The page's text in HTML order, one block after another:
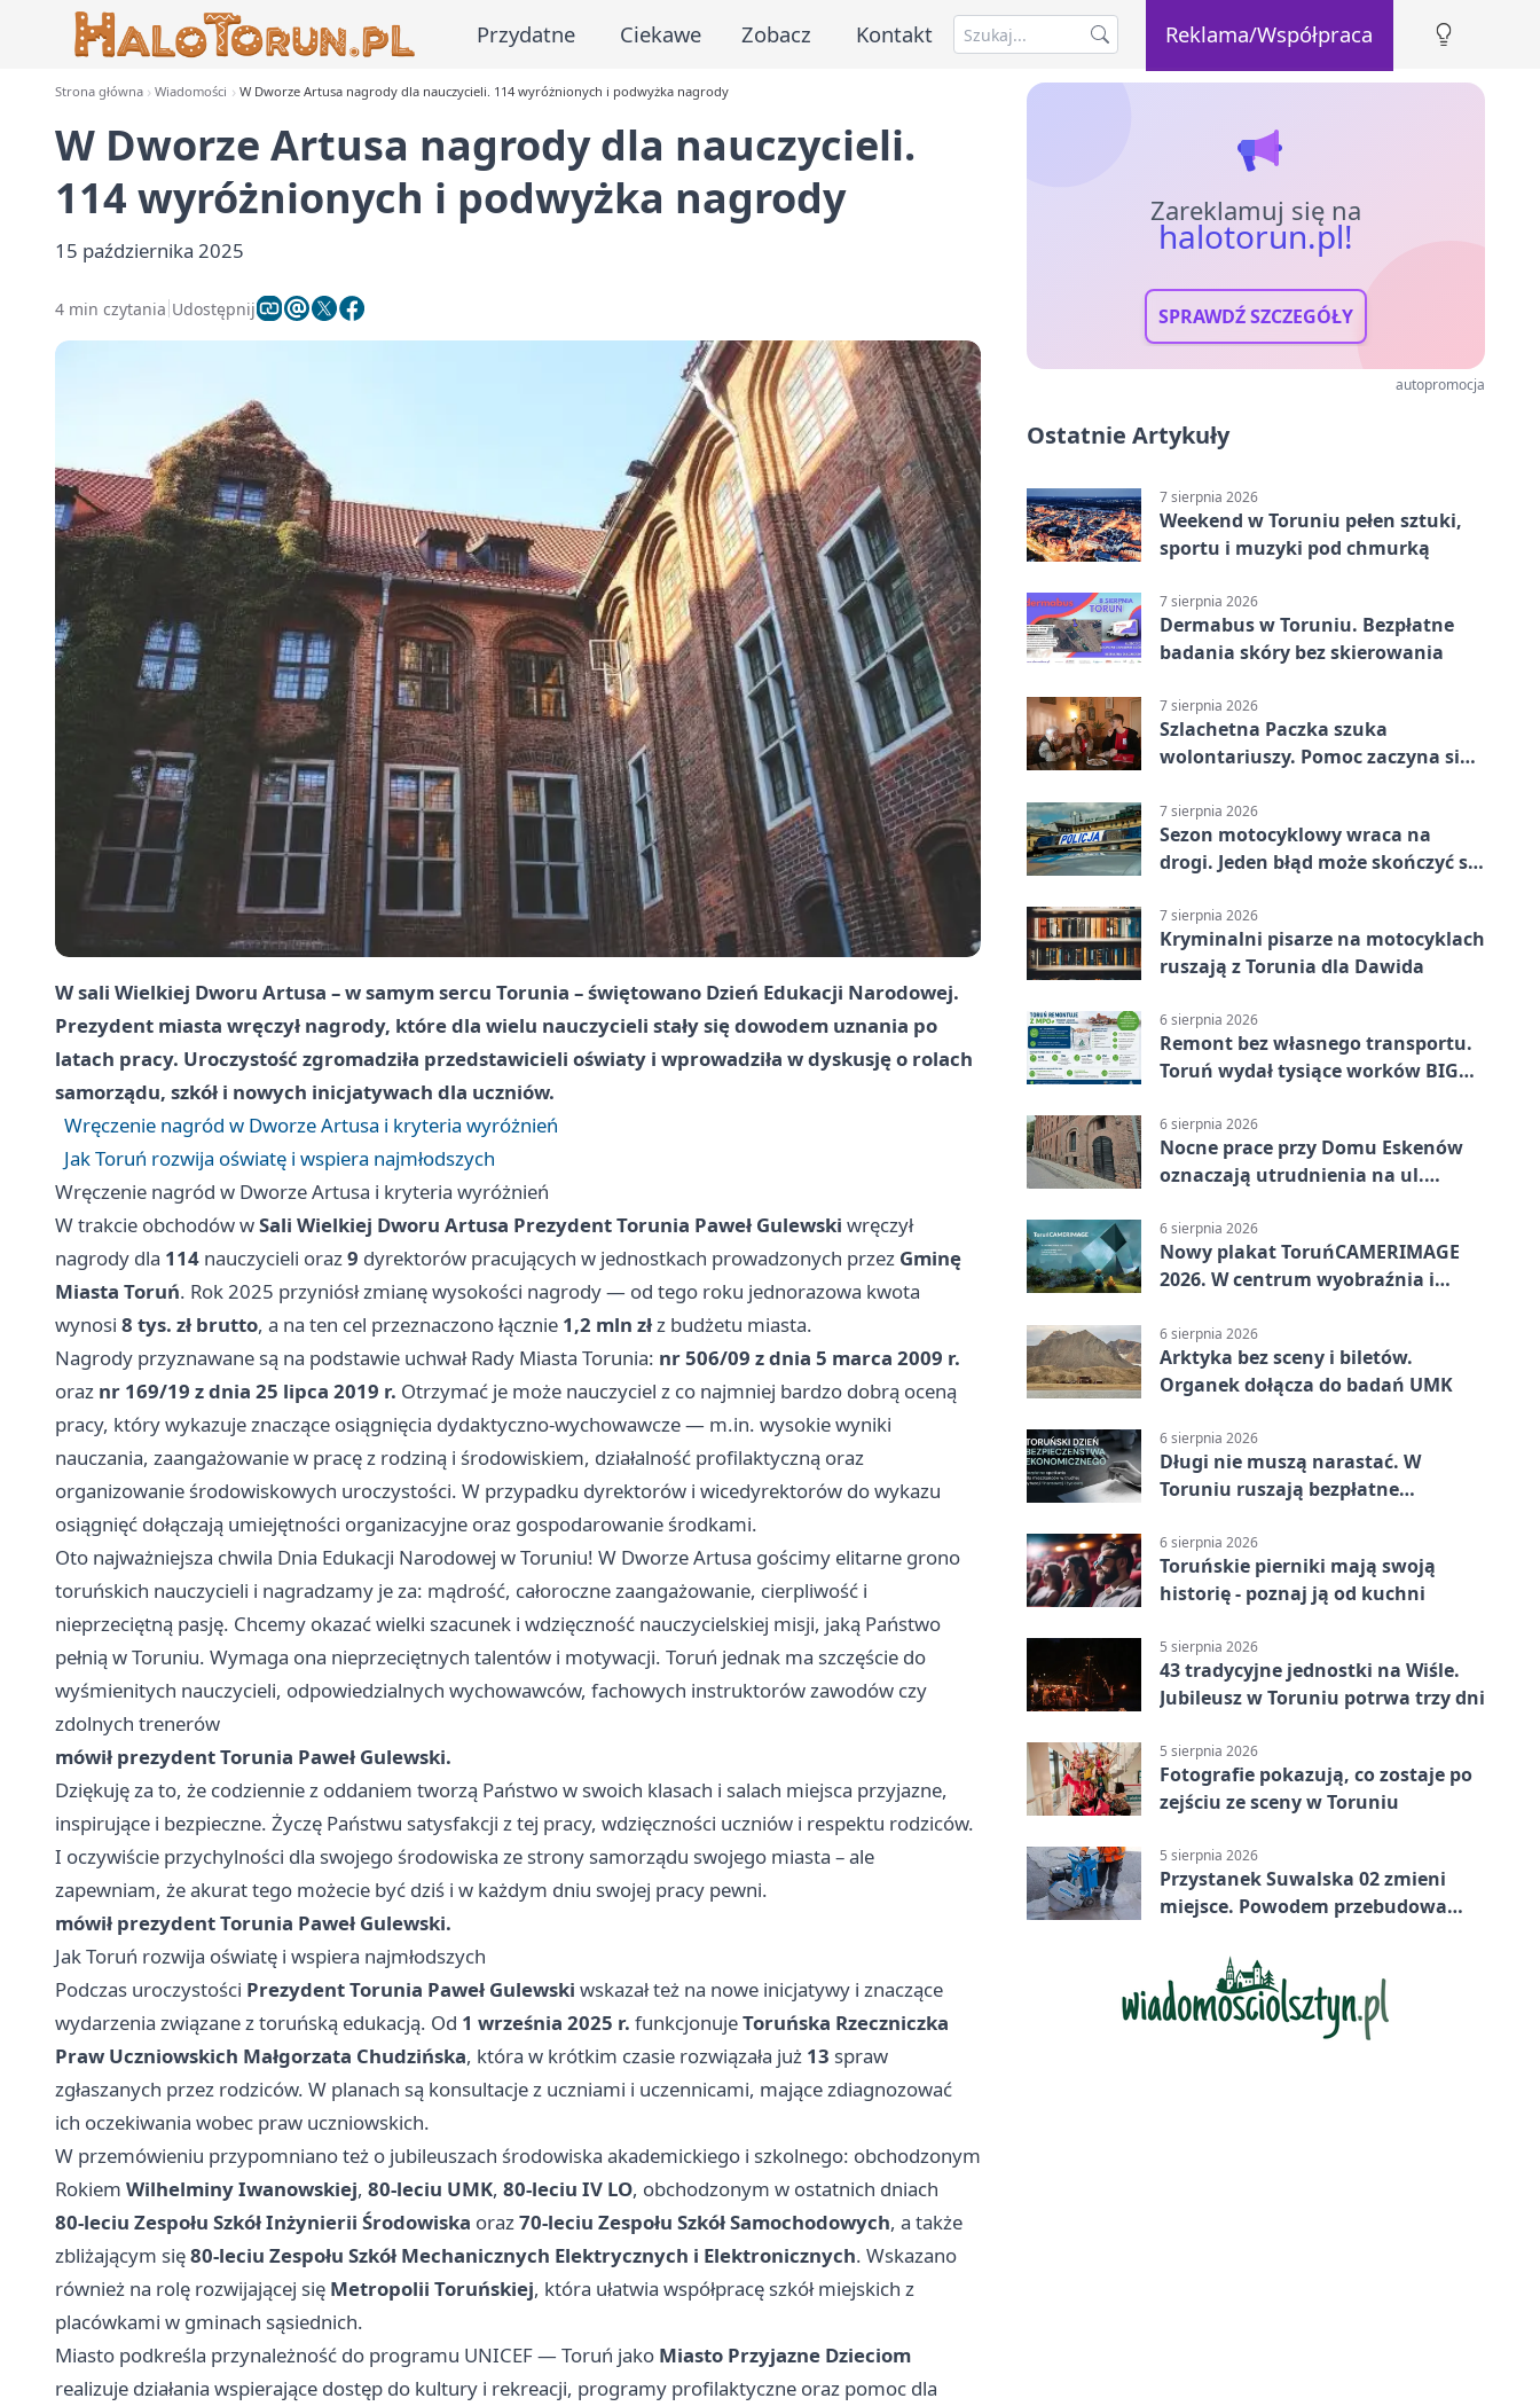
Przydatne Ciekawe Zobacz Kontakt Reklama/Współpraca
Strona główna Wiadomości W Dworze Artusa nagrody dla nauczycieli. 114 wyróżnionych i podwyżka nagrody
W Dworze Artusa nagrody dla nauczycieli.
114 wyróżnionych i podwyżka nagrody
15 października 2025
4 min czytania Udostępnij
W sali Wielkiej Dworu Artusa – w samym sercu Torunia – świętowano Dzień Edukacji Narodowej.
Prezydent miasta wręczył nagrody, które dla wielu nauczycieli stały się dowodem uznania po
latach pracy. Uroczystość zgromadziła przedstawicieli oświaty i wprowadziła w dyskusję o rolach
samorządu, szkół i nowych inicjatywach dla uczniów.
Wręczenie nagród w Dworze Artusa i kryteria wyróżnień
Jak Toruń rozwija oświatę i wspiera najmłodszych
Wręczenie nagród w Dworze Artusa i kryteria wyróżnień
W trakcie obchodów wSali Wielkiej Dworu Artusa Prezydent Torunia Paweł Gulewski wręczył
nagrody dla 114 nauczycieli oraz9 dyrektorów pracujących w jednostkach prowadzonych przez Gminę
Miasta Toruń. Rok 2025 przyniósł zmianę wysokości nagrody — od tego roku jednorazowa kwota
wynosi 8 tys. zł brutto, a na ten cel przeznaczono łącznie 1,2 mln złz budżetu miasta.
Nagrody przyznawane są na podstawie uchwał Rady Miasta Torunia: nr 506/09 z dnia 5 marca 2009 r.
oraz nr 169/19 z dnia 25 lipca 2019 r. Otrzymać je może nauczyciel z co najmniej bardzo dobrą oceną
pracy, który wykazuje znaczące osiągnięcia dydaktyczno‑wychowawcze — m.in. wysokie wyniki
nauczania, zaangażowanie w pracę z rodziną i środowiskiem, działalność profilaktyczną oraz
organizowanie środowiskowych uroczystości. W przypadku dyrektorów i wicedyrektorów do wykazu
osiągnięć dołączają umiejętności organizacyjne oraz gospodarowanie środkami.
Oto najważniejsza chwila Dnia Edukacji Narodowej w Toruniu! W Dworze Artusa gościmy elitarne grono
toruńskich nauczycieli i nagradzamy je za: mądrość, całoroczne zaangażowanie, cierpliwość i
nieprzeciętną pasję. Chcemy okazać wielki szacunek i wdzięczność nauczycielskiej misji, jaką Państwo
pełnią w Toruniu. Wymaga ona nieprzeciętnych talentów i motywacji. Toruń jednak ma szczęście do
wyśmienitych nauczycieli, odpowiedzialnych wychowawców, fachowych instruktorów zawodów czy
zdolnych trenerów
mówił prezydent Torunia Paweł Gulewski.
Dziękuję za to, że codziennie z oddaniem tworzą Państwo w swoich klasach i salach miejsca przyjazne,
inspirujące i bezpieczne. Życzę Państwu satysfakcji z tej pracy, wdzięczności uczniów i respektu rodziców.
I oczywiście przychylności dla swojego środowiska ze strony samorządu swojego miasta – ale
zapewniam, że akurat tego możecie być dziś i w każdym dniu swojej pracy pewni.
mówił prezydent Torunia Paweł Gulewski.
Jak Toruń rozwija oświatę i wspiera najmłodszych
Podczas uroczystości Prezydent Torunia Paweł Gulewski wskazał też na nowe inicjatywy i znaczące
wydarzenia związane z toruńską edukacją. Od 1 września 2025 r. funkcjonujeToruńska Rzeczniczka
Praw Uczniowskich Małgorzata Chudzińska, która w krótkim czasie rozwiązała już 13 spraw
zgłaszanych przez rodziców. W planach są konsultacje z uczniami i uczennicami, mające zdiagnozować
ich oczekiwania wobec praw uczniowskich.
W przemówieniu przypomniano też o jubileuszach środowiska akademickiego i szkolnego: obchodzonym
Rokiem Wilhelminy Iwanowskiej, 80‑leciu UMK, 80‑leciu IV LO, obchodzonym w ostatnich dniach
80‑leciu Zespołu Szkół Inżynierii Środowiska oraz70‑leciu Zespołu Szkół Samochodowych, a także
zbliżającym się80‑leciu Zespołu Szkół Mechanicznych Elektrycznych i Elektronicznych. Wskazano
również na rolę rozwijającej się Metropolii Toruńskiej, która ułatwia współpracę szkół miejskich z
placówkami w gminach sąsiednich.
Miasto podkreśla przynależność do programu UNICEF — Toruń jako Miasto Przyjazne Dzieciom
realizuje działania wspierające dostęp do kultury i rekreacji, programy profilaktyczne oraz pomoc dla
Zareklamuj się na
halotorun.pl!
SPRAWDŹ SZCZEGÓŁY
autopromocja
Ostatnie Artykuły
7 sierpnia 2026
Weekend w Toruniu pełen sztuki,
sportu i muzyki pod chmurką
7 sierpnia 2026
Dermabus w Toruniu. Bezpłatne
badania skóry bez skierowania
7 sierpnia 2026
Szlachetna Paczka szuka
wolontariuszy. Pomoc zaczyna się
7 sierpnia 2026
Sezon motocyklowy wraca na
drogi. Jeden błąd może skończyć się
7 sierpnia 2026
Kryminalni pisarze na motocyklach
ruszają z Torunia dla Dawida
6 sierpnia 2026
Remont bez własnego transportu.
Toruń wydał tysiące worków BIG
6 sierpnia 2026
Nocne prace przy Domu Eskenów
oznaczają utrudnienia na ul.
6 sierpnia 2026
Nowy plakat ToruńCAMERIMAGE
2026. W centrum wyobraźnia i
6 sierpnia 2026
Arktyka bez sceny i biletów.
Organek dołącza do badań UMK
6 sierpnia 2026
Długi nie muszą narastać. W
Toruniu ruszają bezpłatne
6 sierpnia 2026
Toruńskie pierniki mają swoją
historię - poznaj ją od kuchni
5 sierpnia 2026
43 tradycyjne jednostki na Wiśle.
Jubileusz w Toruniu potrwa trzy dni
5 sierpnia 2026
Fotografie pokazują, co zostaje po
zejściu ze sceny w Toruniu
5 sierpnia 2026
Przystanek Suwalska 02 zmieni
miejsce. Powodem przebudowa